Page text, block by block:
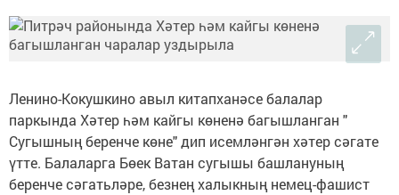
Ленино-Кокушкино авыл китапханәсе балалар
паркында Хәтер һәм кайгы көненә багышланган "
Сугышның беренче көне" дип исемләнгән хәтер сәгате
үтте. Балаларга Бөек Ватан сугышы башлануның
беренче сәгатьләре, безнең халыкның немец-фашист